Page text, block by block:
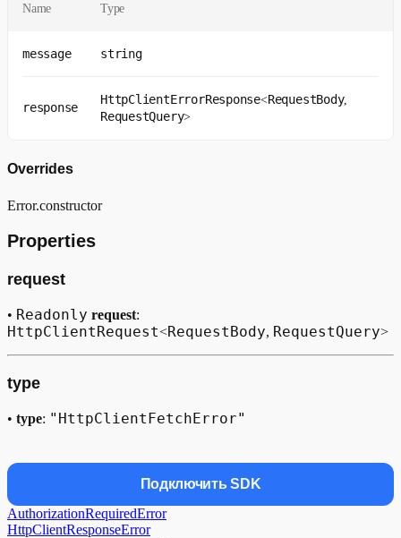
Name Type
message string
response
HttpClientErrorResponse<RequestBody,
RequestQuery>
Overrides
Error.constructor
Properties
request
• Readonly request:
HttpClientRequest<RequestBody, RequestQuery>
type
• type: "HttpClientFetchError"
Подключить SDK
AuthorizationRequiredError
HttpClientResponseError